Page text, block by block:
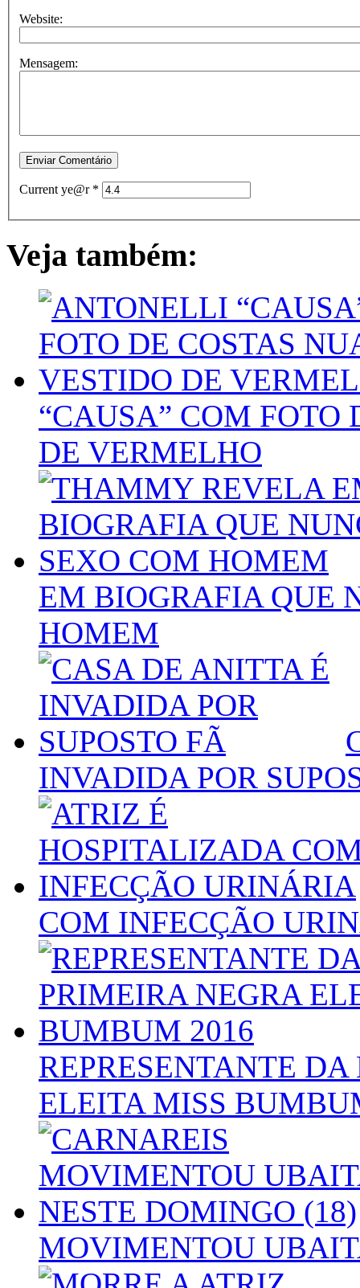
Website:
Mensagem:
Current ye@r *
Veja também:
“CAUSA” COM FOTO
DE VERMELHO
EM BIOGRAFIA QUE
HOMEM
INVADIDA POR
COM INFECÇÃO
REPRESENTANTE
ELEITA MISS
MOVIMENTOU